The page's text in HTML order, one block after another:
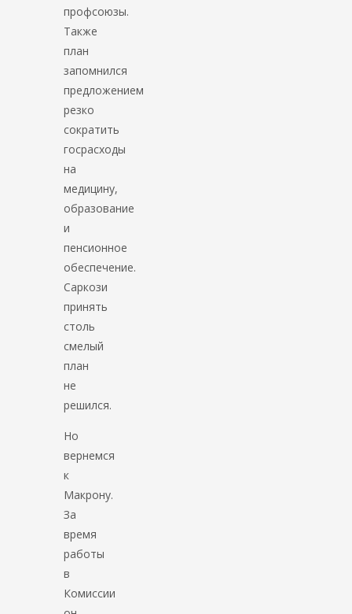
профсоюзы.
Также
план
запомнился
предложением
резко
сократить
госрасходы
на
медицину,
образование
и
пенсионное
обеспечение.
Саркози
принять
столь
смелый
план
не
решился.
Но
вернемся
к
Макрону.
За
время
работы
в
Комиссии